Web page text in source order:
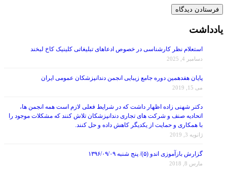
یادداشت
استعلام نظر کارشناسی در خصوص ادعاهای تبلیغاتی کلینیک کاخ لبخند
دسامبر 4, 2025
پایان هفدهمین دوره جامع زیبایی انجمن دندانپزشکان عمومی ایران
می 15, 2019
دکتر شهنی زاده اظهار داشت که در شرایط فعلی لازم است همه انجمن ها،
اتحادیه صنف و شرکت های تجاری دندانپزشکان تلاش کنند که مشکلات موجود را
با همکاری و حمایت از یکدیگر کاهش داده و حل کنند.
ژانویه 3, 2019
گزارش بازآموزی اندو (۵)/ پنج شنبه ۱۳۹۶/۰۹/۰۹
مارس 8, 2018